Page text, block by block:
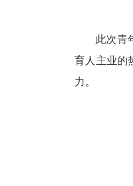
此次青
育人主业的
力。